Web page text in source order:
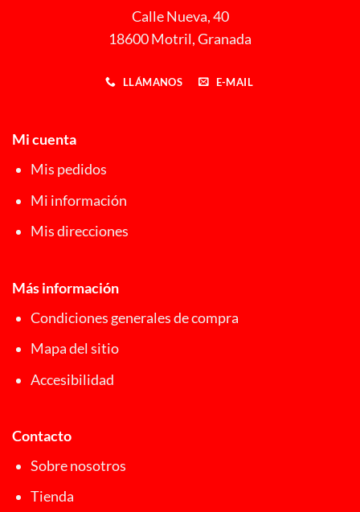
Calle Nueva, 40
18600 Motril, Granada
LLÁMANOS E-MAIL
Mi cuenta
Mis pedidos
Mi información
Mis direcciones
Más información
Condiciones generales de compra
Mapa del sitio
Accesibilidad
Contacto
Sobre nosotros
Tienda